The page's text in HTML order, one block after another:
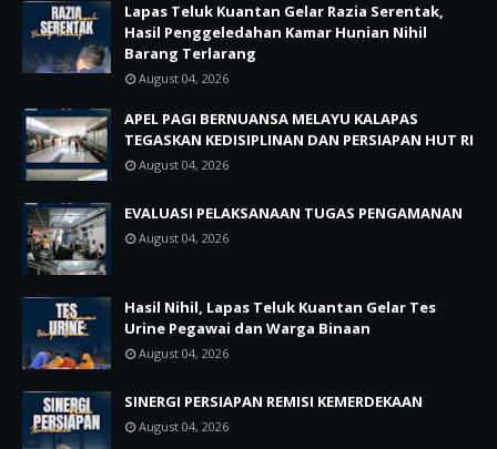
Lapas Teluk Kuantan Gelar Razia Serentak,
Hasil Penggeledahan Kamar Hunian Nihil
Barang Terlarang
August 04, 2026
APEL PAGI BERNUANSA MELAYU KALAPAS
TEGASKAN KEDISIPLINAN DAN PERSIAPAN HUT RI
August 04, 2026
EVALUASI PELAKSANAAN TUGAS PENGAMANAN
August 04, 2026
Hasil Nihil, Lapas Teluk Kuantan Gelar Tes
Urine Pegawai dan Warga Binaan
August 04, 2026
SINERGI PERSIAPAN REMISI KEMERDEKAAN
August 04, 2026